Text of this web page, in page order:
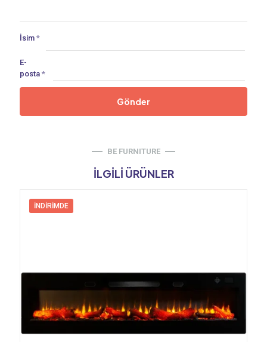
İsim *
E-
posta *
BE FURNITURE
İLGILI ÜRÜNLER
İNDIRIMDE